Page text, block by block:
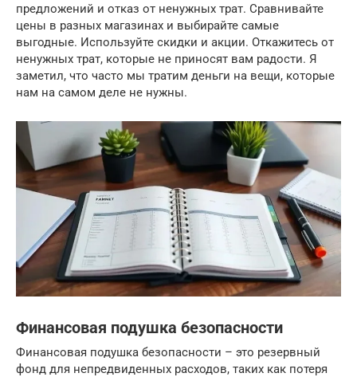
предложений и отказ от ненужных трат. Сравнивайте
цены в разных магазинах и выбирайте самые
выгодные. Используйте скидки и акции. Откажитесь от
ненужных трат, которые не приносят вам радости. Я
заметил, что часто мы тратим деньги на вещи, которые
нам на самом деле не нужны.
Финансовая подушка безопасности
Финансовая подушка безопасности – это резервный
фонд для непредвиденных расходов, таких как потеря